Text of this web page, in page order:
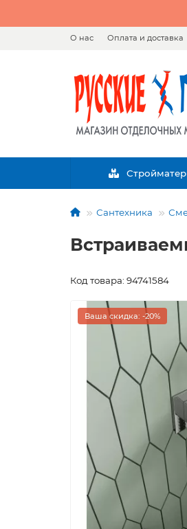
О нас Оплата и доставка
Сантехника
Код товара: 94741584
Ваша скидка: -20%